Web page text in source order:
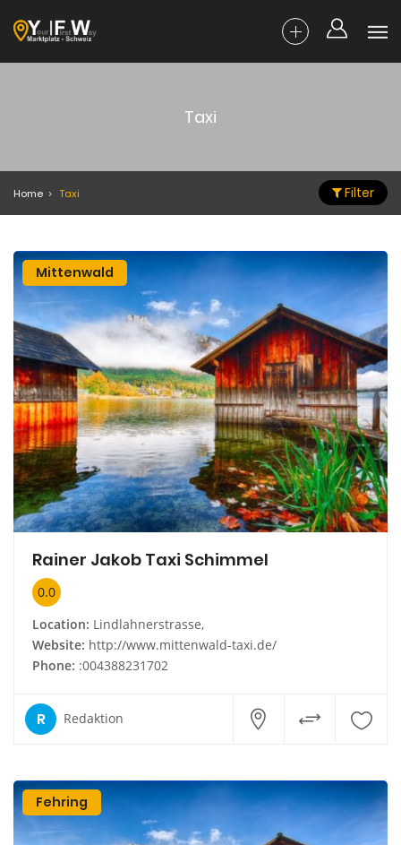
Taxi
Home Taxi Filter
Mittenwald
Rainer Jakob Taxi Schimmel
0.0
Location: Lindlahnerstrasse,
Website: http://www.mittenwald-taxi.de/
Phone: :004388231702
R Redaktion
Fehring